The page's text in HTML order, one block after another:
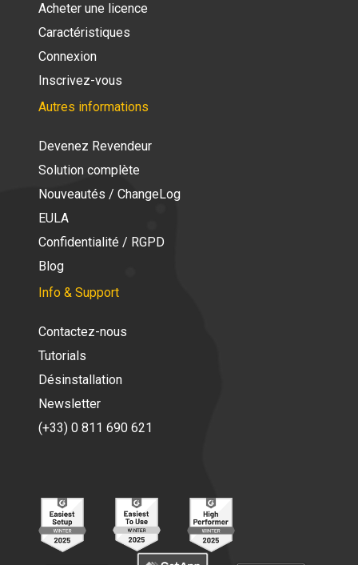
Acheter une licence
Caractéristiques
Connexion
Inscrivez-vous
Autres informations
Devenez Revendeur
Solution complète
Nouveautés / ChangeLog
EULA
Confidentialité / RGPD
Blog
Info & Support
Contactez-nous
Tutorials
Désinstallation
Newsletter
(+33) 0 811 690 621